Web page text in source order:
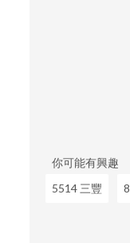
你可能有興趣
5514 三豐